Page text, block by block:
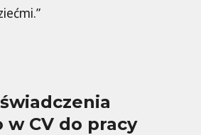
CV do pracy